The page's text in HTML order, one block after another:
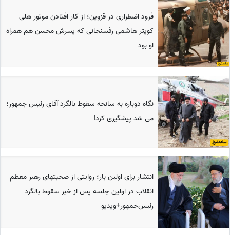
فرود اضطراری در قزوین؛ از کار افتادن موتور هلی
کوپتر هاشمی رفسنجانی که پسرش محسن هم همراه
او بود
نگاه دوباره به سانحه سقوط بالگرد آقای رئیس جمهور؛
می شد پیشگیری کرد!
انتشار برای اولین بار؛ روایتی از صحبتهای رهبر معظم
انقلاب در اولین جلسه پس از خبر سقوط بالگرد
رئیس‌جمهور+ویدیو